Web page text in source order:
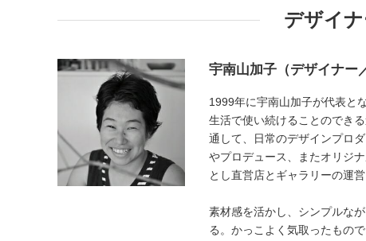
デザイ
宇南山加子（デザイナー
1999年に宇南山加子が代表と
生活で使い続けることのでき
通して、日常のデザインプロ
やプロデュース、またオリジ
とし直営店とギャラリーの運営
素材感を活かし、シンプルな
る。かっこよく気取ったもの